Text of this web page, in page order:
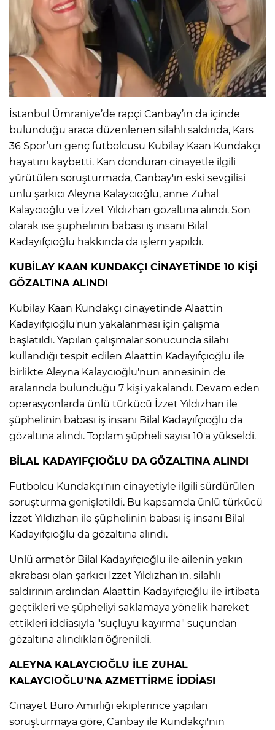
İstanbul Ümraniye’de rapçi Canbay’ın da içinde
bulunduğu araca düzenlenen silahlı saldırıda, Kars
36 Spor’un genç futbolcusu Kubilay Kaan Kundakçı
hayatını kaybetti. Kan donduran cinayetle ilgili
yürütülen soruşturmada, Canbay'ın eski sevgilisi
ünlü şarkıcı Aleyna Kalaycıoğlu, anne Zuhal
Kalaycıoğlu ve İzzet Yıldızhan gözaltına alındı. Son
olarak ise şüphelinin babası iş insanı Bilal
Kadayıfçıoğlu hakkında da işlem yapıldı.
KUBİLAY KAAN KUNDAKÇI CİNAYETİNDE 10 KİŞİ
GÖZALTINA ALINDI
Kubilay Kaan Kundakçı cinayetinde Alaattin
Kadayıfçıoğlu'nun yakalanması için çalışma
başlatıldı. Yapılan çalışmalar sonucunda silahı
kullandığı tespit edilen Alaattin Kadayıfçıoğlu ile
birlikte Aleyna Kalaycıoğlu'nun annesinin de
aralarında bulunduğu 7 kişi yakalandı. Devam eden
operasyonlarda ünlü türkücü İzzet Yıldızhan ile
şüphelinin babası iş insanı Bilal Kadayıfçıoğlu da
gözaltına alındı. Toplam şüpheli sayısı 10'a yükseldi.
BİLAL KADAYIFÇIOĞLU DA GÖZALTINA ALINDI
Futbolcu Kundakçı'nın cinayetiyle ilgili sürdürülen
soruşturma genişletildi. Bu kapsamda ünlü türkücü
İzzet Yıldızhan ile şüphelinin babası iş insanı Bilal
Kadayıfçıoğlu da gözaltına alındı.
Ünlü armatör Bilal Kadayıfçıoğlu ile ailenin yakın
akrabası olan şarkıcı İzzet Yıldızhan'ın, silahlı
saldırının ardından Alaattin Kadayıfçıoğlu ile irtibata
geçtikleri ve şüpheliyi saklamaya yönelik hareket
ettikleri iddiasıyla "suçluyu kayırma" suçundan
gözaltına alındıkları öğrenildi.
ALEYNA KALAYCIOĞLU İLE ZUHAL
KALAYCIOĞLU'NA AZMETTİRME İDDİASI
Cinayet Büro Amirliği ekiplerince yapılan
soruşturmaya göre, Canbay ile Kundakçı'nın